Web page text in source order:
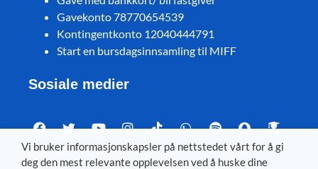
Gavekonto 78770654539
Kontingentkonto 12040444791
Start en bursdagsinnsamling til MIFF
Sosiale medier
Vi bruker informasjonskapsler på nettstedet vårt for å gi
deg den mest relevante opplevelsen ved å huske dine